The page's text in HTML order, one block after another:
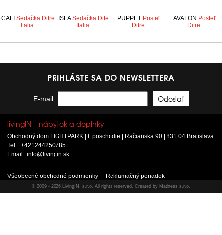
CALISedačka Ditre
Italia.
ISLASedačka Dite
Italia.
PUPPET Posteľ
Ditre.
AVALON Posteľ
Ditre.
PRIHLÁSTE SA DO NEWSLETTERA
E-mail
livingIN – nábytok a doplnky
Obchodný dom LIGHTPARK | I. poschodie | Račianska 90 | 831 04 Bratislava
Tel.: +421244250785
Email: info@livingin.sk
Všeobecné obchodné podmienky Reklamačný poriadok
© 2009 - 2026 LivingIN, s.r.o. All rights reserved. Created by Madness s.r.o.